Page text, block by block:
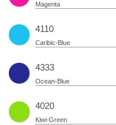
Magenta
4110
Caribic-Blue
4333
Ocean-Blue
4020
Kiwi-Green